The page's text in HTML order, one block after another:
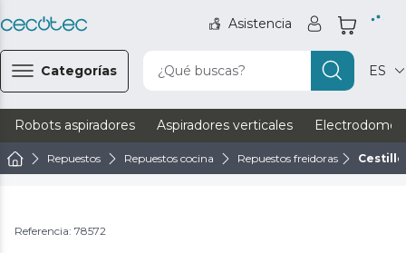
Asistencia
Categorías ¿Qué buscas? ES
Robots aspiradores Aspiradores verticales
Repuestos Repuestos cocina Repuestos freidoras
Referencia: 78572